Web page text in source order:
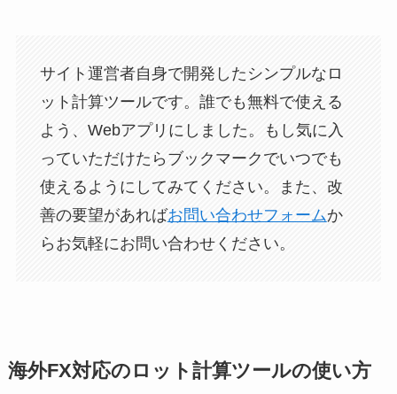
サイト運営者自身で開発したシンプルなロ
ット計算ツールです。誰でも無料で使える
よう、Webアプリにしました。もし気に入
っていただけたらブックマークでいつでも
使えるようにしてみてください。また、改
善の要望があればお問い合わせフォームか
らお気軽にお問い合わせください。
海外FX対応のロット計算ツールの使い方